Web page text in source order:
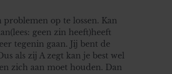
op te lossen. Kan
geen zin heeft)heeft
tegenin gaan. Jij bent de
als zij A zegt kan je best wel
zich aan moet houden. Dan